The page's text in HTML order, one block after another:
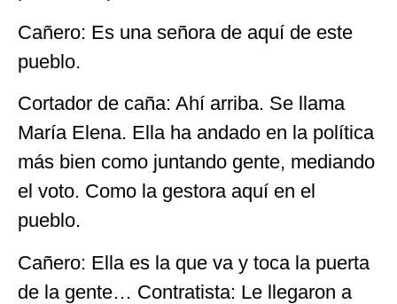
Cañero: Es una señora de aquí de este
pueblo.
Cortador de caña: Ahí arriba. Se llama
María Elena. Ella ha andado en la política
más bien como juntando gente, mediando
el voto. Como la gestora aquí en el
pueblo.
Cañero: Ella es la que va y toca la puerta
de la gente… Contratista: Le llegaron a